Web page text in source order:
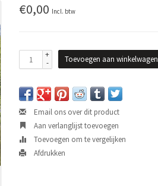
€0,00 Incl. btw
+
-
Toevoegen aan winkelwagen
Email ons over dit product
Aan verlanglijst toevoegen
Toevoegen om te vergelijken
Afdrukken